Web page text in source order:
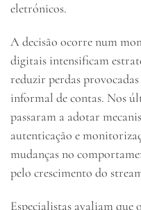
eletrónicos.
A decisão ocorre num
digitais intensificam
reduzir perdas
informal de contas. Nos
passaram a adotar
autenticação e
mudanças no
pelo crescimento do
Especialistas avaliam